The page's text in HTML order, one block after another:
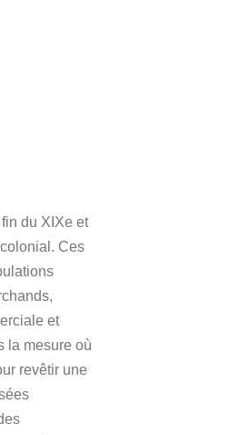
du XIXe et
Ces
et
la mesure où
revêtir une